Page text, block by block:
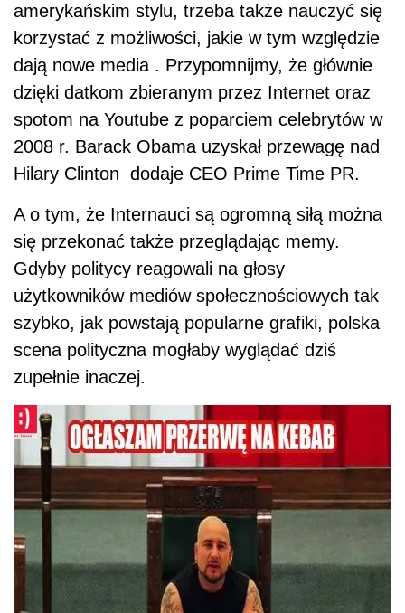
amerykańskim stylu, trzeba także nauczyć się
korzystać z możliwości, jakie w tym względzie
dają nowe media . Przypomnijmy, że głównie
dzięki datkom zbieranym przez Internet oraz
spotom na Youtube z poparciem celebrytów w
2008 r. Barack Obama uzyskał przewagę nad
Hilary Clinton dodaje CEO Prime Time PR.
A o tym, że Internauci są ogromną siłą można
się przekonać także przeglądając memy.
Gdyby politycy reagowali na głosy
użytkowników mediów społecznościowych tak
szybko, jak powstają popularne grafiki, polska
scena polityczna mogłaby wyglądać dziś
zupełnie inaczej.